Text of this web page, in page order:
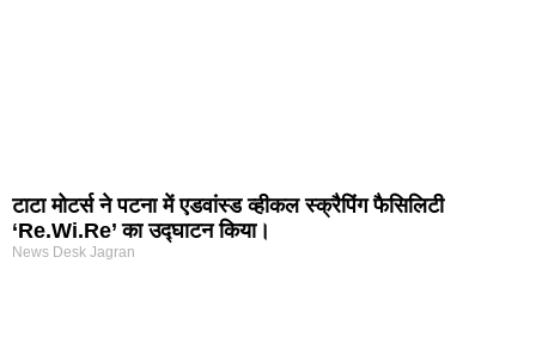
टाटा मोटर्स ने पटना में एडवांस्ड व्हीकल स्क्रैपिंग फैसिलिटी
‘Re.Wi.Re’ का उद्घाटन किया।
News Desk Jagran